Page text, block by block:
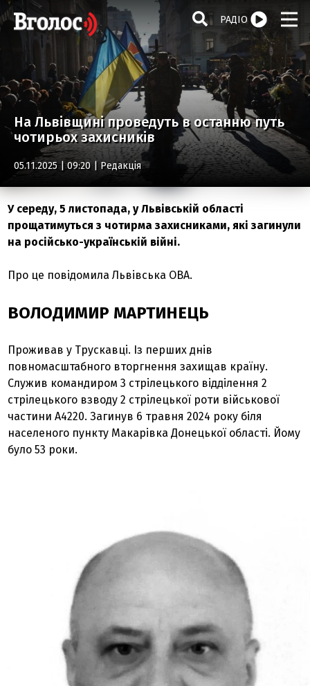
РАДІО
На Львівщині проведуть в останню путь
чотирьох захисників
05.11.2025 | 09:20 | Редакція
У середу, 5 листопада, у Львівській області
прощатимуться з чотирма захисниками, які загинули
на російсько-українській війні.
Про це повідомила Львівська ОВА.
ВОЛОДИМИР МАРТИНЕЦЬ
Проживав у Трускавці. Із перших днів
повномасштабного вторгнення захищав країну.
Служив командиром 3 стрілецького відділення 2
стрілецького взводу 2 стрілецької роти військової
частини А4220. Загинув 6 травня 2024 року біля
населеного пункту Макарівка Донецької області. Йому
було 53 роки.